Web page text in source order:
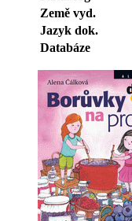
Země vyd.
Jazyk dok.
Databáze